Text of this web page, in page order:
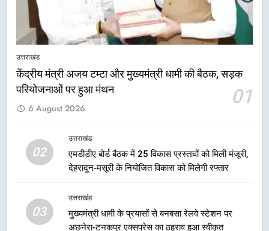
उत्तराखंड
केंद्रीय मंत्री अजय टम्टा और मुख्यमंत्री धामी की बैठक, सड़क
परियोजनाओं पर हुआ मंथन
01
6 August 2026
02
उत्तराखंड
एमडीडीए बोर्ड बैठक में 25 विकास प्रस्तावों को मिली मंजूरी,
देहरादून-मसूरी के नियोजित विकास को मिलेगी रफ्तार
03
उत्तराखंड
मुख्यमंत्री धामी के प्रयासों से बनबसा रेलवे स्टेशन पर
अछनेरा-टनकपुर एक्सप्रेस का ठहराव हुआ स्वीकृत
मंत्री गणेश जोशी ने किसानों से संवाद कर
उन्हें सरकार की विभिन्न कृषि एवं बागवानी
का आह्वान किया
8
हुआ मंथन
उत्तराखंड